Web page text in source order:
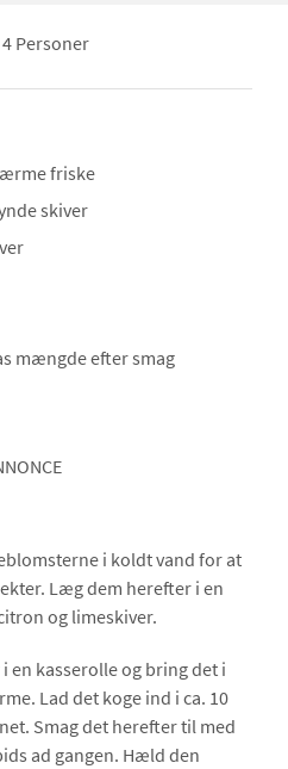
4 Personer
friske
skiver
mængde efter smag
i koldt vand for at
Læg dem herefter i en
og limeskiver.
en kasserolle og bring det i
Lad det koge ind i ca. 10
Smag det herefter til med
ad gangen. Hæld den